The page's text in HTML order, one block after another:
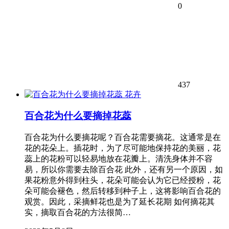
0
437
花卉
百合花为什么要摘掉花蕊
百合花为什么要摘花呢？百合花需要摘花。这通常是在
花的花朵上。插花时，为了尽可能地保持花的美丽，花
蕊上的花粉可以轻易地放在花瓣上。清洗身体并不容
易，所以你需要去除百合花 此外，还有另一个原因，如
果花粉意外得到柱头，花朵可能会认为它已经授粉，花
朵可能会褪色，然后转移到种子上，这将影响百合花的
观赏。因此，采摘鲜花也是为了延长花期 如何摘花其
实，摘取百合花的方法很简…